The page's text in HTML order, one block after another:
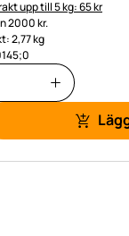
upp till 5 kg: 65 kr
2000 kr.
2,77 kg